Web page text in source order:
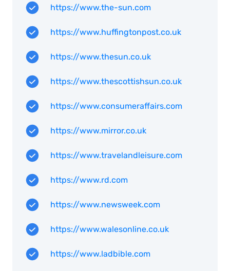
https://www.the-sun.com
https://www.huffingtonpost.co.uk
https://www.thesun.co.uk
https://www.thescottishsun.co.uk
https://www.consumeraffairs.com
https://www.mirror.co.uk
https://www.travelandleisure.com
https://www.rd.com
https://www.newsweek.com
https://www.walesonline.co.uk
https://www.ladbible.com